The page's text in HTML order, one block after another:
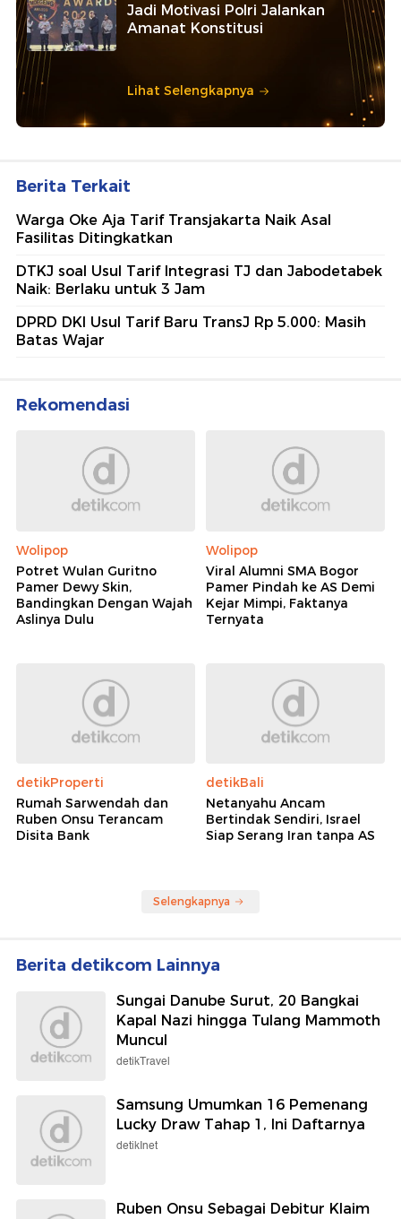
Jadi Motivasi Polri Jalankan
Amanat Konstitusi
Lihat Selengkapnya
Berita Terkait
Warga Oke Aja Tarif Transjakarta Naik Asal
Fasilitas Ditingkatkan
DTKJ soal Usul Tarif Integrasi TJ dan Jabodetabek
Naik: Berlaku untuk 3 Jam
DPRD DKI Usul Tarif Baru TransJ Rp 5.000: Masih
Batas Wajar
Rekomendasi
Wolipop
Potret Wulan Guritno
Pamer Dewy Skin,
Bandingkan Dengan Wajah
Aslinya Dulu
Wolipop
Viral Alumni SMA Bogor
Pamer Pindah ke AS Demi
Kejar Mimpi, Faktanya
Ternyata
detikProperti
Rumah Sarwendah dan
Ruben Onsu Terancam
Disita Bank
detikBali
Netanyahu Ancam
Bertindak Sendiri, Israel
Siap Serang Iran tanpa AS
Selengkapnya
Berita detikcom Lainnya
Sungai Danube Surut, 20 Bangkai
Kapal Nazi hingga Tulang Mammoth
Muncul
detikTravel
Samsung Umumkan 16 Pemenang
Lucky Draw Tahap 1, Ini Daftarnya
detikInet
Ruben Onsu Sebagai Debitur Klaim